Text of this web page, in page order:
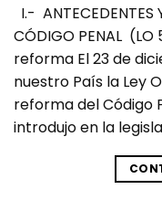
I.- ANTECEDENTES
CÓDIGO PENAL
reforma El 23 de
nuestro País la Ley
reforma del Código
introdujo en la